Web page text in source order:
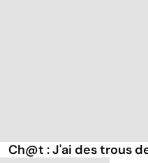
Ch@t : J'ai des trous